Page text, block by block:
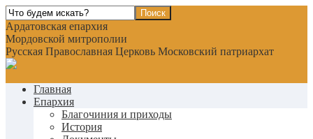
Ардатовская епархия
Мордовской митрополии
Русская Православная Церковь Московский патриархат
Главная
Епархия
Благочиния и приходы
История